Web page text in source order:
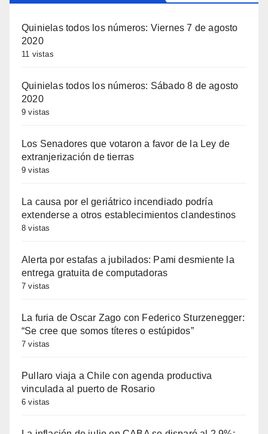
Quinielas todos los números: Viernes 7 de agosto
2020
11 vistas
Quinielas todos los números: Sábado 8 de agosto
2020
9 vistas
Los Senadores que votaron a favor de la Ley de
extranjerización de tierras
9 vistas
La causa por el geriátrico incendiado podría
extenderse a otros establecimientos clandestinos
8 vistas
Alerta por estafas a jubilados: Pami desmiente la
entrega gratuita de computadoras
7 vistas
La furia de Oscar Zago con Federico Sturzenegger:
“Se cree que somos títeres o estúpidos”
7 vistas
Pullaro viaja a Chile con agenda productiva
vinculada al puerto de Rosario
6 vistas